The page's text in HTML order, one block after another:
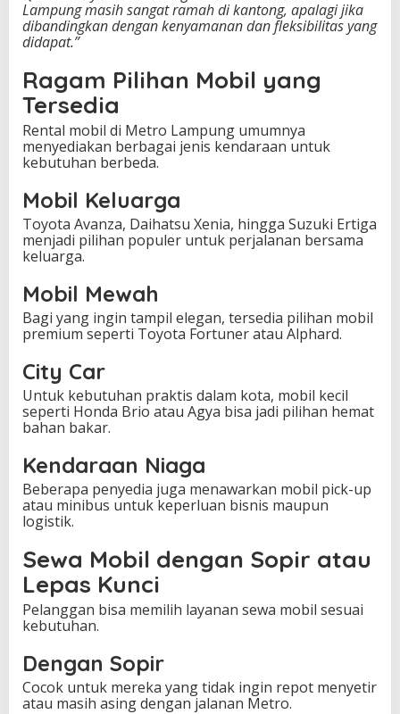
Lampung masih sangat ramah di kantong, apalagi jika
dibandingkan dengan kenyamanan dan fleksibilitas yang
didapat.”
Ragam Pilihan Mobil yang
Tersedia
Rental mobil di Metro Lampung umumnya
menyediakan berbagai jenis kendaraan untuk
kebutuhan berbeda.
Mobil Keluarga
Toyota Avanza, Daihatsu Xenia, hingga Suzuki Ertiga
menjadi pilihan populer untuk perjalanan bersama
keluarga.
Mobil Mewah
Bagi yang ingin tampil elegan, tersedia pilihan mobil
premium seperti Toyota Fortuner atau Alphard.
City Car
Untuk kebutuhan praktis dalam kota, mobil kecil
seperti Honda Brio atau Agya bisa jadi pilihan hemat
bahan bakar.
Kendaraan Niaga
Beberapa penyedia juga menawarkan mobil pick-up
atau minibus untuk keperluan bisnis maupun
logistik.
Sewa Mobil dengan Sopir atau
Lepas Kunci
Pelanggan bisa memilih layanan sewa mobil sesuai
kebutuhan.
Dengan Sopir
Cocok untuk mereka yang tidak ingin repot menyetir
atau masih asing dengan jalanan Metro.